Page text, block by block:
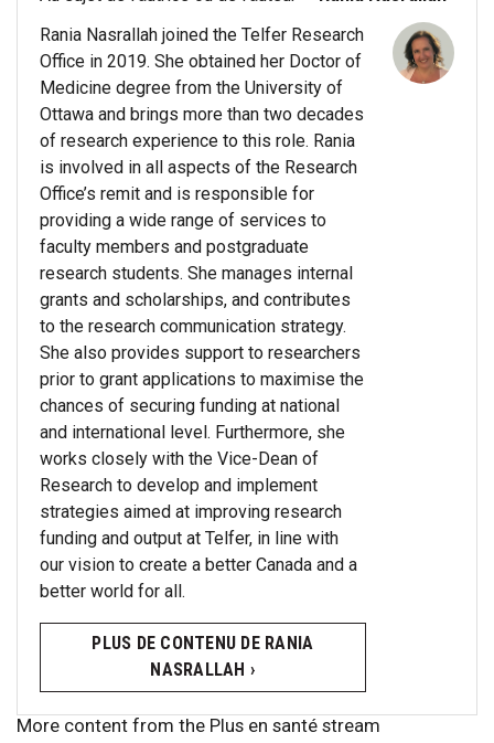
Rania Nasrallah joined the Telfer Research
Office in 2019. She obtained her Doctor of
Medicine degree from the University of
Ottawa and brings more than two decades
of research experience to this role. Rania
is involved in all aspects of the Research
Office’s remit and is responsible for
providing a wide range of services to
faculty members and postgraduate
research students. She manages internal
grants and scholarships, and contributes
to the research communication strategy.
She also provides support to researchers
prior to grant applications to maximise the
chances of securing funding at national
and international level. Furthermore, she
works closely with the Vice-Dean of
Research to develop and implement
strategies aimed at improving research
funding and output at Telfer, in line with
our vision to create a better Canada and a
better world for all.
PLUS DE CONTENU DE RANIA
NASRALLAH ›
More content from the Plus en santé stream